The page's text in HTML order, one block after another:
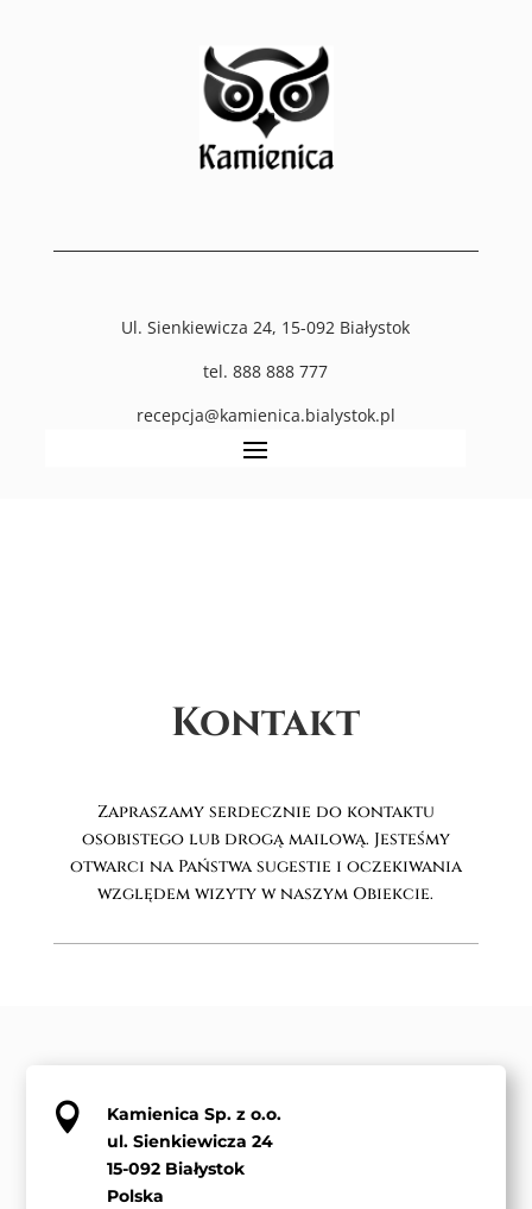
Ul. Sienkiewicza 24, 15-092 Białystok
tel. 888 888 777
recepcja@kamienica.bialystok.pl
Kontakt
Zapraszamy serdecznie do kontaktu
osobistego lub drogą mailową. Jesteśmy
otwarci na Państwa sugestie i oczekiwania
względem wizyty w naszym Obiekcie.

Kamienica Sp. z o.o.
ul. Sienkiewicza 24
15-092 Białystok
Polska